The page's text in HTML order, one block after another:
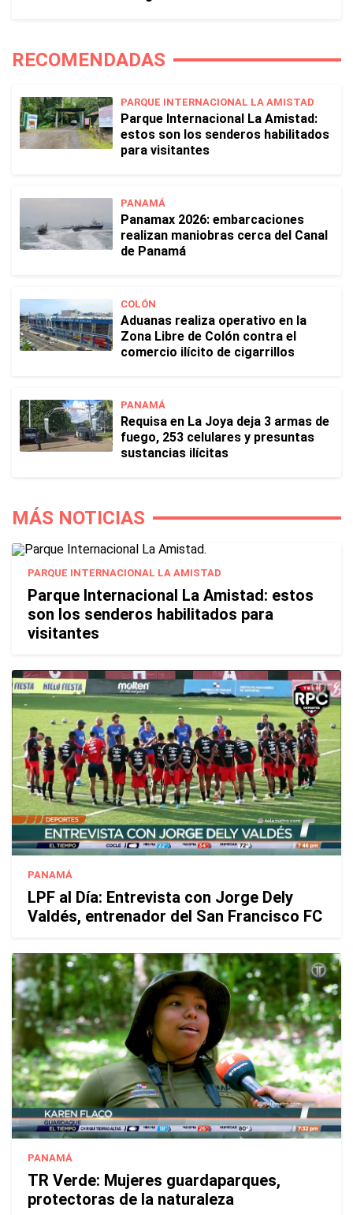
RECOMENDADAS
PARQUE INTERNACIONAL LA AMISTAD
Parque Internacional La Amistad:
estos son los senderos habilitados
para visitantes
PANAMÁ
Panamax 2026: embarcaciones
realizan maniobras cerca del Canal
de Panamá
COLÓN
Aduanas realiza operativo en la
Zona Libre de Colón contra el
comercio ilícito de cigarrillos
PANAMÁ
Requisa en La Joya deja 3 armas de
fuego, 253 celulares y presuntas
sustancias ilícitas
MÁS NOTICIAS
PARQUE INTERNACIONAL LA AMISTAD
Parque Internacional La Amistad: estos
son los senderos habilitados para
visitantes
PANAMÁ
LPF al Día: Entrevista con Jorge Dely
Valdés, entrenador del San Francisco FC
PANAMÁ
TR Verde: Mujeres guardaparques,
protectoras de la naturaleza